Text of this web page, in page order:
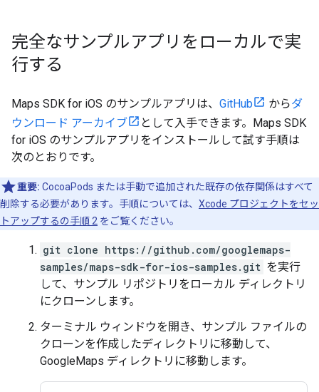
完全なサンプルアプリをローカルで実
行する
Maps SDK for iOS のサンプルアプリは、 GitHub からダ
ウンロード アーカイブ
として入手できます。Maps SDK
for iOS のサンプルアプリをインストールして試す手順は
次のとおりです。
重要: CocoaPods または手動で追加された既存の依存関係はすべて
削除する必要があります。手順については、 Xcode プロジェクトをセッ
トアップするの手順 2 をご覧ください。
git clone https://github.com/googlemaps-
samples/maps-sdk-for-ios-samples.git を実行
して、サンプル リポジトリをローカル ディレクトリ
にクローンします。
ターミナル ウィンドウを開き、サンプル ファイルの
クローンを作成したディレクトリに移動して、
GoogleMaps ディレクトリに移動します。